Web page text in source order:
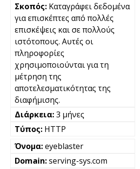
Καταγράφει δεδομένα
για επισκέπτες από πολλές
επισκέψεις και σε πολλούς
ιστότοπους. Αυτές οι
πληροφορίες
χρησιμοποιούνται για τη
μέτρηση της
αποτελεσματικότητας της
διαφήμισης.
3 μήνες
HTTP
eyeblaster
serving-sys.com